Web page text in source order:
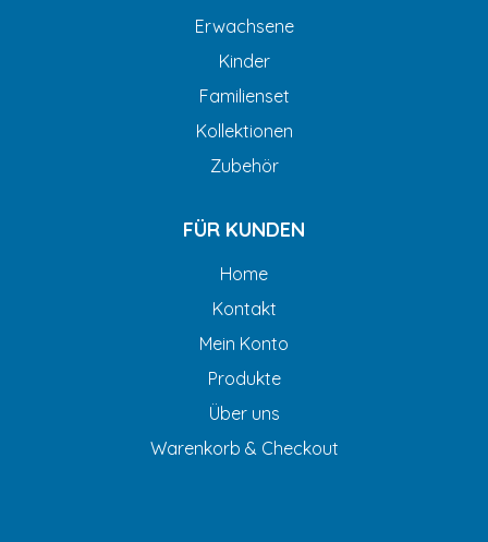
Erwachsene
Kinder
Familienset
Kollektionen
Zubehör
FÜR KUNDEN
Home
Kontakt
Mein Konto
Produkte
Über uns
Warenkorb & Checkout